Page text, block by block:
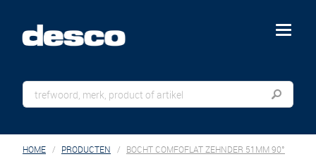
menu
HOME PRODUCTEN BOCHT COMFOFLAT ZEHNDER 51MM 90°